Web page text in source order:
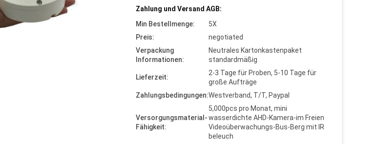
Zahlung und Versand AGB:
Min Bestellmenge:
5X
Preis:
negotiated
Verpackung
Informationen:
Neutrales Kartonkastenpaket
standardmäßig
Lieferzeit:
2-3 Tage für Proben, 5-10 Tage für
große Aufträge
Zahlungsbedingungen:Westverband, T/T, Paypal
Versorgungsmaterial-
Fähigkeit:
5,000pcs pro Monat, mini
wasserdichte AHD-Kamera-im Freien
Videoüberwachungs-Bus-Berg mit IR
beleuch